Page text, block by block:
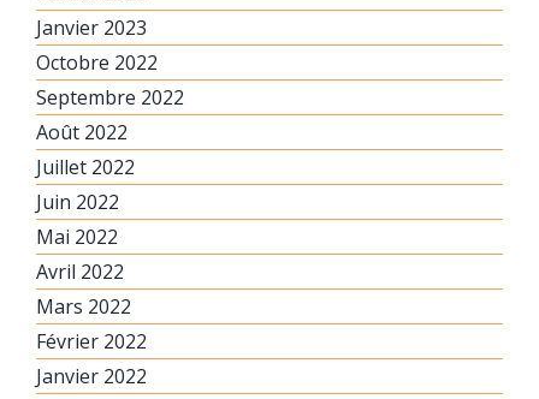
Janvier 2023
Octobre 2022
Septembre 2022
Août 2022
Juillet 2022
Juin 2022
Mai 2022
Avril 2022
Mars 2022
Février 2022
Janvier 2022